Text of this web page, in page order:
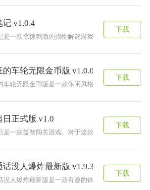
记 v1.0.4
是一款惊悚刺激的找物解谜游戏，在游戏中能够
下载
的车轮无限金币版 v1.0.0
车轮无限金币版是一款休闲风格的趣味游戏，你
下载
日正式版 v1.0
是一款益智闯关游戏。对于这款魔性火爆的游戏
下载
话没人爆炸最新版 v1.9.3
没人爆炸最新版是一款有趣的休闲冒险游戏。玩
下载